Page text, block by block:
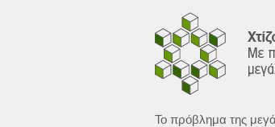
Το πρόβλημα της